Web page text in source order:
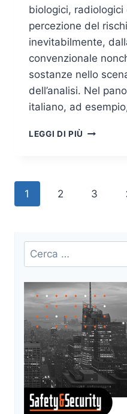
biologici,
percezione del
inevitabilmente,
convenzionale
sostanze nello
dell’analisi. Nel
italiano, ad
LEGGI DI PIÙ NUCLEAR
DEL
“R”
EFFICACE
DI
E
AL
Navigazione
1 2 3
Ricerca
per: